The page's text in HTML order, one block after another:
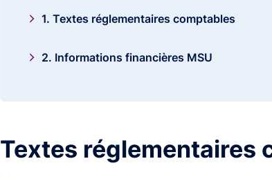
1. Textes réglementaires comptables
2. Informations financières MSU
Textes réglementaires